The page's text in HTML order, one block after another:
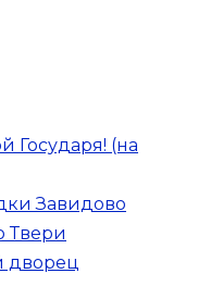
Государя! (на
Завидово
Твери
дворец